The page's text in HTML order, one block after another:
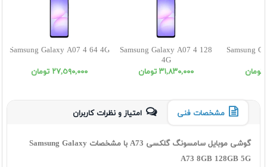
Samsung Galaxy A07 4 64 4G
٢٧,٥٩٠,٠٠٠ تومان
Samsung Galaxy A07 4 128
4G
٣١,٨٣٠,٠٠٠ تومان
Samsung
مشخصات فنی امتیاز و نظرات کاربران
گوشی موبایل سامسونگ گلکسی A73 با مشخصات Samsung Galaxy
A73 8GB 128GB 5G